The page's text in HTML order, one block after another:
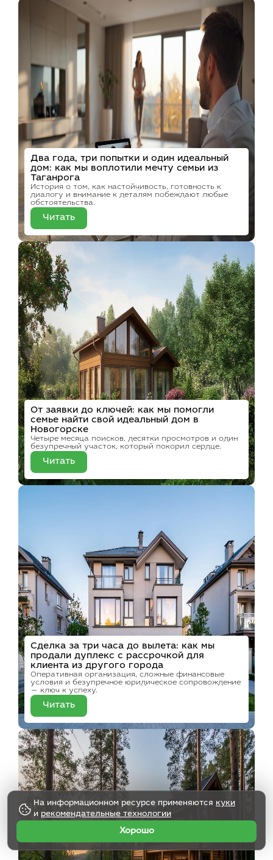
На информационном ресурсе применяются куки
и рекомендательные технологии
Хорошо
Два года, три попытки и один идеальный
дом: как мы воплотили мечту семьи из
Таганрога
История о том, как настойчивость, готовность к
диалогу и внимание к деталям побеждают любые
обстоятельства.
Читать
От заявки до ключей: как мы помогли
семье найти свой идеальный дом в
Новогорске
Четыре месяца поисков, десятки просмотров и один
безупречный участок, который покорил сердце.
Читать
Сделка за три часа до вылета: как мы
продали дуплекс с рассрочкой для
клиента из другого города
Оперативная организация, сложные финансовые
условия и безупречное юридическое сопровождение
— ключ к успеху.
Читать